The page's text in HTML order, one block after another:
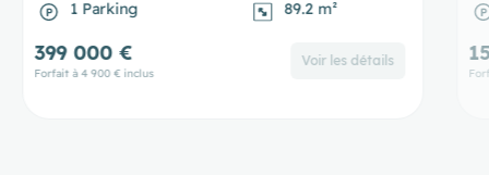
1 Parking
58.44 m²
159 000 €
Forfait à 4 900 € inclus
Voir les détails